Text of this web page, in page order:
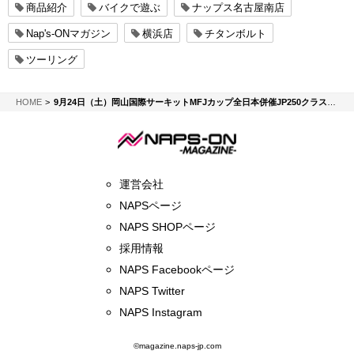
商品紹介 バイクで遊ぶ ナップス名古屋南店
Nap's-ONマガジン 横浜店 チタンボルト
ツーリング
HOMENAPS-ON マガジン
9月24日（土）岡山国際サーキットMFJカップ全日本併催JP250クラス参戦記 そしてご報告
運営会社
NAPSページ
NAPS SHOPページ
採用情報
NAPS Facebookページ
NAPS Twitter
NAPS Instagram
©magazine.naps-jp.com